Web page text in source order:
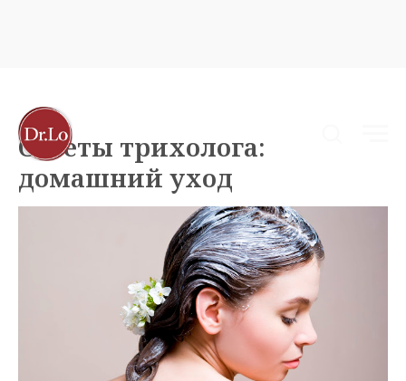
Советы трихолога:
домашний уход